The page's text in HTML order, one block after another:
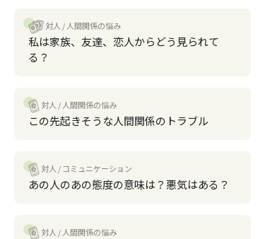
対人 人間関係の悩み
私は家族、友達、恋人からどう見られて
る？
対人 人間関係の悩み
この先起きそうな人間関係のトラブル
対人 コミュニケーション
あの人のあの態度の意味は？悪気はある？
対人 人間関係の悩み